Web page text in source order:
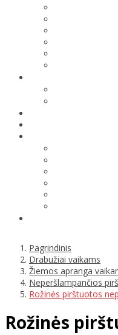
Pagrindinis
Drabužiai vaikams
Žiemos apranga
Neperšlampančios
Rožinės pirštuotos
Rožinės